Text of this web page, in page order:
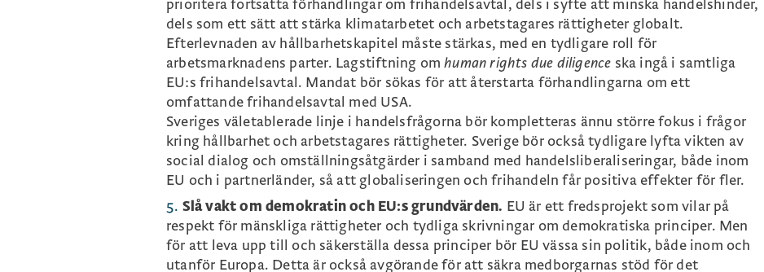
prioritera fortsatta förhandlingar om frihandelsavtal, dels i syfte att minska handelshinder,
dels som ett sätt att stärka klimatarbetet och arbetstagares rättigheter globalt.
Efterlevnaden av hållbarhetskapitel måste stärkas, med en tydligare roll för
arbetsmarknadens parter. Lagstiftning omhuman rights due diligence ska ingå i samtliga
EU:s frihandelsavtal. Mandat bör sökas för att återstarta förhandlingarna om ett
omfattande frihandelsavtal med USA.
Sveriges väletablerade linje i handelsfrågorna bör kompletteras ännu större fokus i frågor
kring hållbarhet och arbetstagares rättigheter. Sverige bör också tydligare lyfta vikten av
social dialog och omställningsåtgärder i samband med handelsliberaliseringar, både inom
EU och i partnerländer, så att globaliseringen och frihandeln får positiva effekter för fler.
Slå vakt om demokratin och EU:s grundvärden. EU är ett fredsprojekt som vilar på
respekt för mänskliga rättigheter och tydliga skrivningar om demokratiska principer. Men
för att leva upp till och säkerställa dessa principer bör EU vässa sin politik, både inom och
utanför Europa. Detta är också avgörande för att säkra medborgarnas stöd för det